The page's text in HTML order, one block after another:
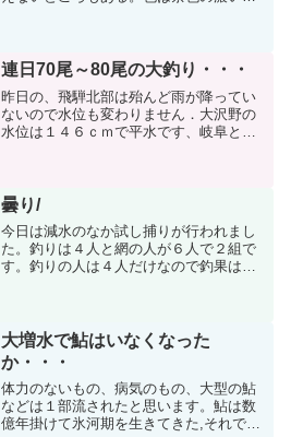
ところを投網なんかに一毛...
連日70尾～80尾の大釣り・・・
昨日の、飛騨北部は殆んど雨が降ってい
ないので水位も変わりません．大沢野の
水位は１４６ｃｍで平水です、岐阜との
８ｍの竿の釣果であったよ...
曇り/
今日は減水のなか試し捕りが行われまし
た。釣りは４人と網の人が６人で２組で
す。釣りの人は４人だけなので釣果は２
ば飛行場前でも３尾しか...
大増水で鮎はいなくなった
か・・・
体力のないもの、病気のもの、大型の鮎
などは１部流されたと思います。鮎は数
億年掛けて氷河期を生きてきた,それで、